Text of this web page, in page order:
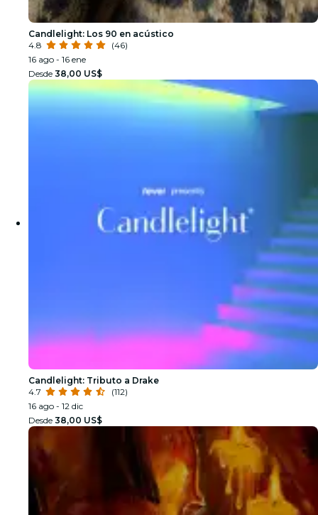
Candlelight: Los 90 en acústico
4.8
(46)
16 ago - 16 ene
Desde 38,00 US$
Candlelight: Tributo a Drake
4.7
(112)
16 ago - 12 dic
Desde 38,00 US$